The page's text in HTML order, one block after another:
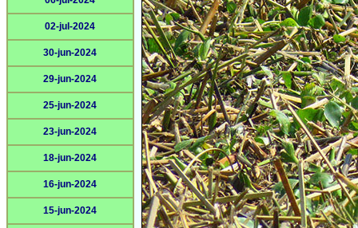
02-jul-2024
30-jun-2024
29-jun-2024
25-jun-2024
23-jun-2024
18-jun-2024
16-jun-2024
15-jun-2024